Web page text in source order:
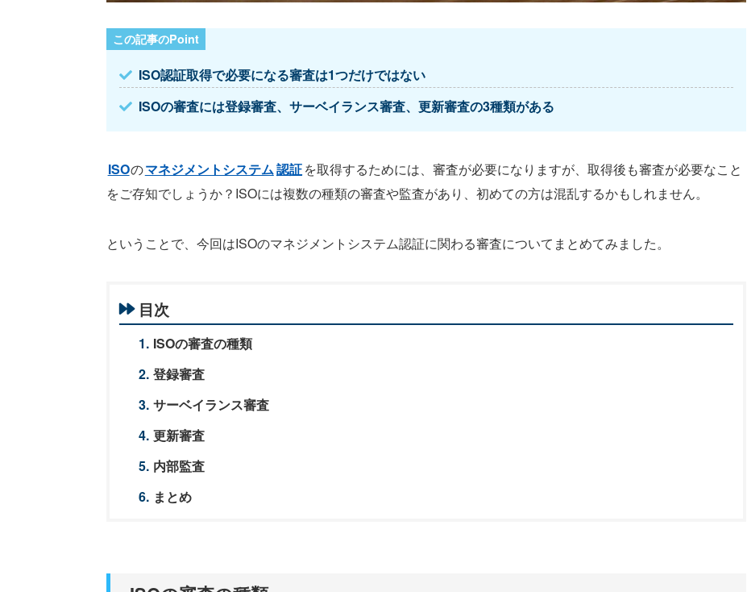
ISO認証取得で必要になる審査は1つだけではない
ISOの審査には登録審査、サーベイランス審査、更新審査の3種類がある
ISOのマネジメントシステム認証を取得するためには、審査が必要になりますが、取得後も審査が必要なこと
をご存知でしょうか？ISOには複数の種類の審査や監査があり、初めての方は混乱するかもしれません。
ということで、今回はISOのマネジメントシステム認証に関わる審査についてまとめてみました。
目次
ISOの審査の種類
登録審査
サーベイランス審査
更新審査
内部監査
まとめ